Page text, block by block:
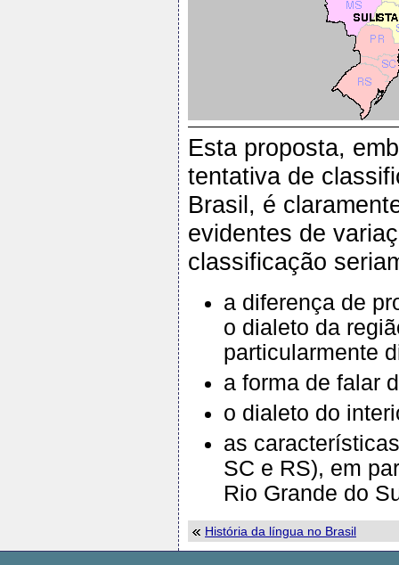
Esta proposta,
tentativa de
Brasil, é
evidentes de
classificação
a diferença de
o dialeto da
particularmente
a forma de falar
o dialeto do
as
SC e RS), em
Rio Grande do
História da língua no Brasil